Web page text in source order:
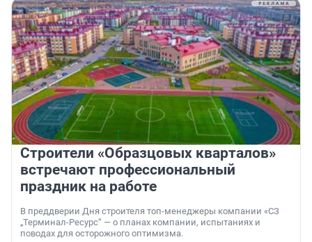
Строители «Образцовых кварталов»
встречают профессиональный
праздник на работе
В преддверии Дня строителя топ-менеджеры компании «СЗ
„Терминал-Ресурс“ — о планах компании, испытаниях и
поводах для осторожного оптимизма.